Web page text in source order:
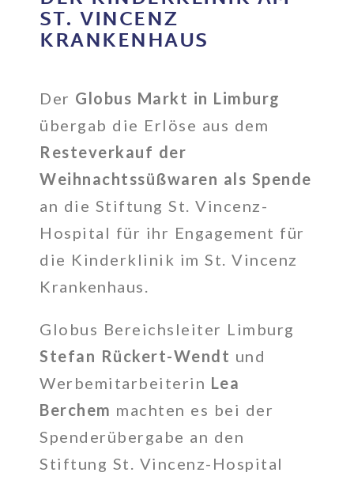
T. VINCENZ K
RANKENHAUS
Der Globus Markt in Limburg
übergab die Erlöse aus dem
Resteverkauf der
Weihnachtssüßwaren als Spende
an die Stiftung St. Vincenz-
Hospital für ihr Engagement für
die Kinderklinik im St. Vincenz
Krankenhaus.
Globus Bereichsleiter Limburg
Stefan Rückert-Wendt und
Werbemitarbeiterin Lea
Berchem machten es bei der
Spenderübergabe an den
Stiftung St. Vincenz-Hospital